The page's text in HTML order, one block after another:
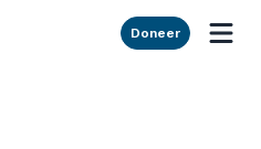
Doneer